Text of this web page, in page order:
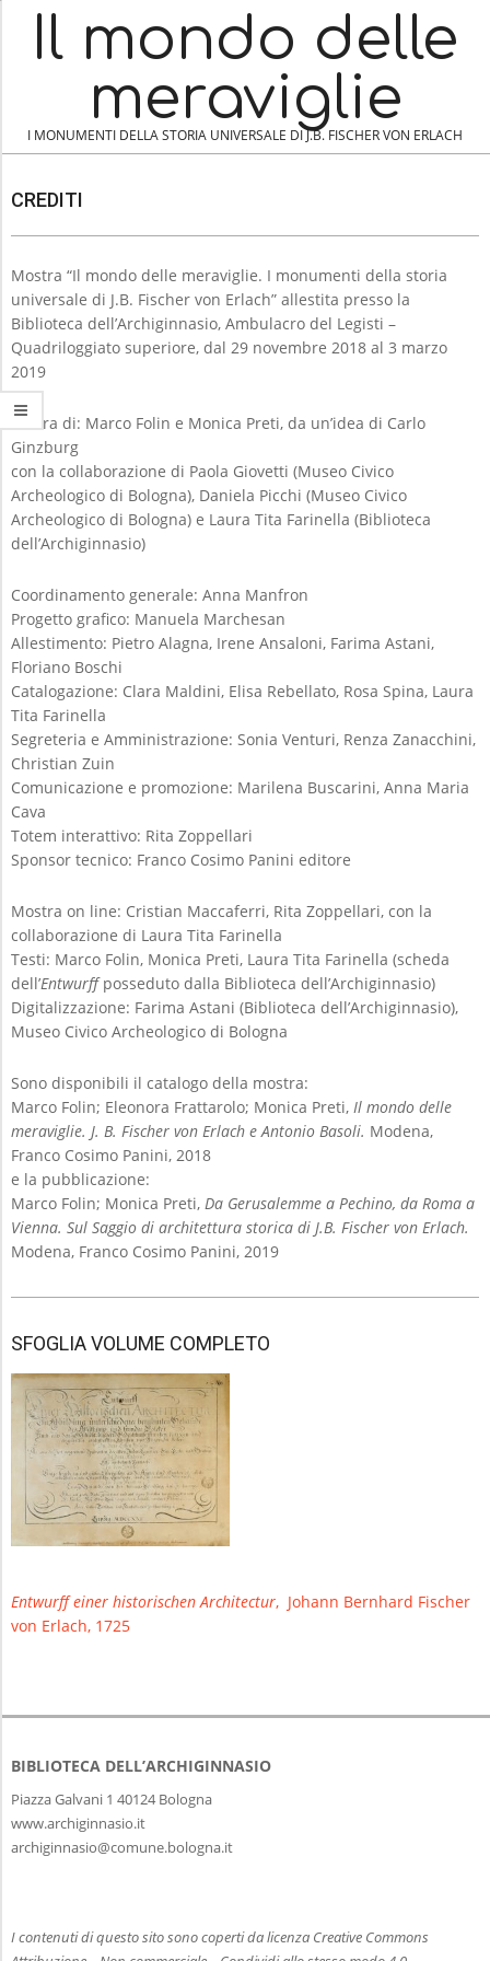
contentIl mondo delle
meraviglie
I MONUMENTI DELLA STORIA UNIVERSALE DI J.B. FISCHER VON ERLACH
N
G
A
T
I
O
N
M
E
N
CREDITI
C
R
E
D
I
T
I
Mostra “Il mondo delle meraviglie. I monumenti della storia
universale di J.B. Fischer von Erlach” allestita presso la
Biblioteca dell’Archiginnasio, Ambulacro del Legisti –
Quadriloggiato superiore, dal 29 novembre 2018 al 3 marzo
2019
A cura di: Marco Folin e Monica Preti, da un’idea di Carlo
Ginzburg
con la collaborazione di Paola Giovetti (Museo Civico
Archeologico di Bologna), Daniela Picchi (Museo Civico
Archeologico di Bologna) e Laura Tita Farinella (Biblioteca
dell’Archiginnasio)
Coordinamento generale: Anna Manfron
Progetto grafico: Manuela Marchesan
Allestimento: Pietro Alagna, Irene Ansaloni, Farima Astani,
Floriano Boschi
Catalogazione: Clara Maldini, Elisa Rebellato, Rosa Spina, Laura
Tita Farinella
Segreteria e Amministrazione: Sonia Venturi, Renza Zanacchini,
Christian Zuin
Comunicazione e promozione: Marilena Buscarini, Anna Maria
Cava
Totem interattivo: Rita Zoppellari
Sponsor tecnico: Franco Cosimo Panini editore
Mostra on line: Cristian Maccaferri, Rita Zoppellari, con la
collaborazione di Laura Tita Farinella
Testi: Marco Folin, Monica Preti, Laura Tita Farinella (scheda
dell’Entwurffposseduto dalla Biblioteca dell’Archiginnasio)
Digitalizzazione: Farima Astani (Biblioteca dell’Archiginnasio),
Museo Civico Archeologico di Bologna
Sono disponibili il catalogo della mostra:
Marco Folin; Eleonora Frattarolo; Monica Preti, Il mondo delle
meraviglie. J. B. Fischer von Erlach e Antonio Basoli. Modena,
Franco Cosimo Panini, 2018
e la pubblicazione:
Marco Folin; Monica Preti, Da Gerusalemme a Pechino, da Roma a
Vienna. Sul Saggio di architettura storica di J.B. Fischer von Erlach.
Modena, Franco Cosimo Panini, 2019
09-
05
SFOGLIA VOLUME COMPLETO
Entwurff einer historischen Architectur, Johann Bernhard Fischer
von Erlach, 1725
BIBLIOTECA DELL’ARCHIGINNASIO
Piazza Galvani 1 40124 Bologna
www.archiginnasio.it
archiginnasio@comune.bologna.it
I contenuti di questo sito sono coperti da licenza Creative Commons